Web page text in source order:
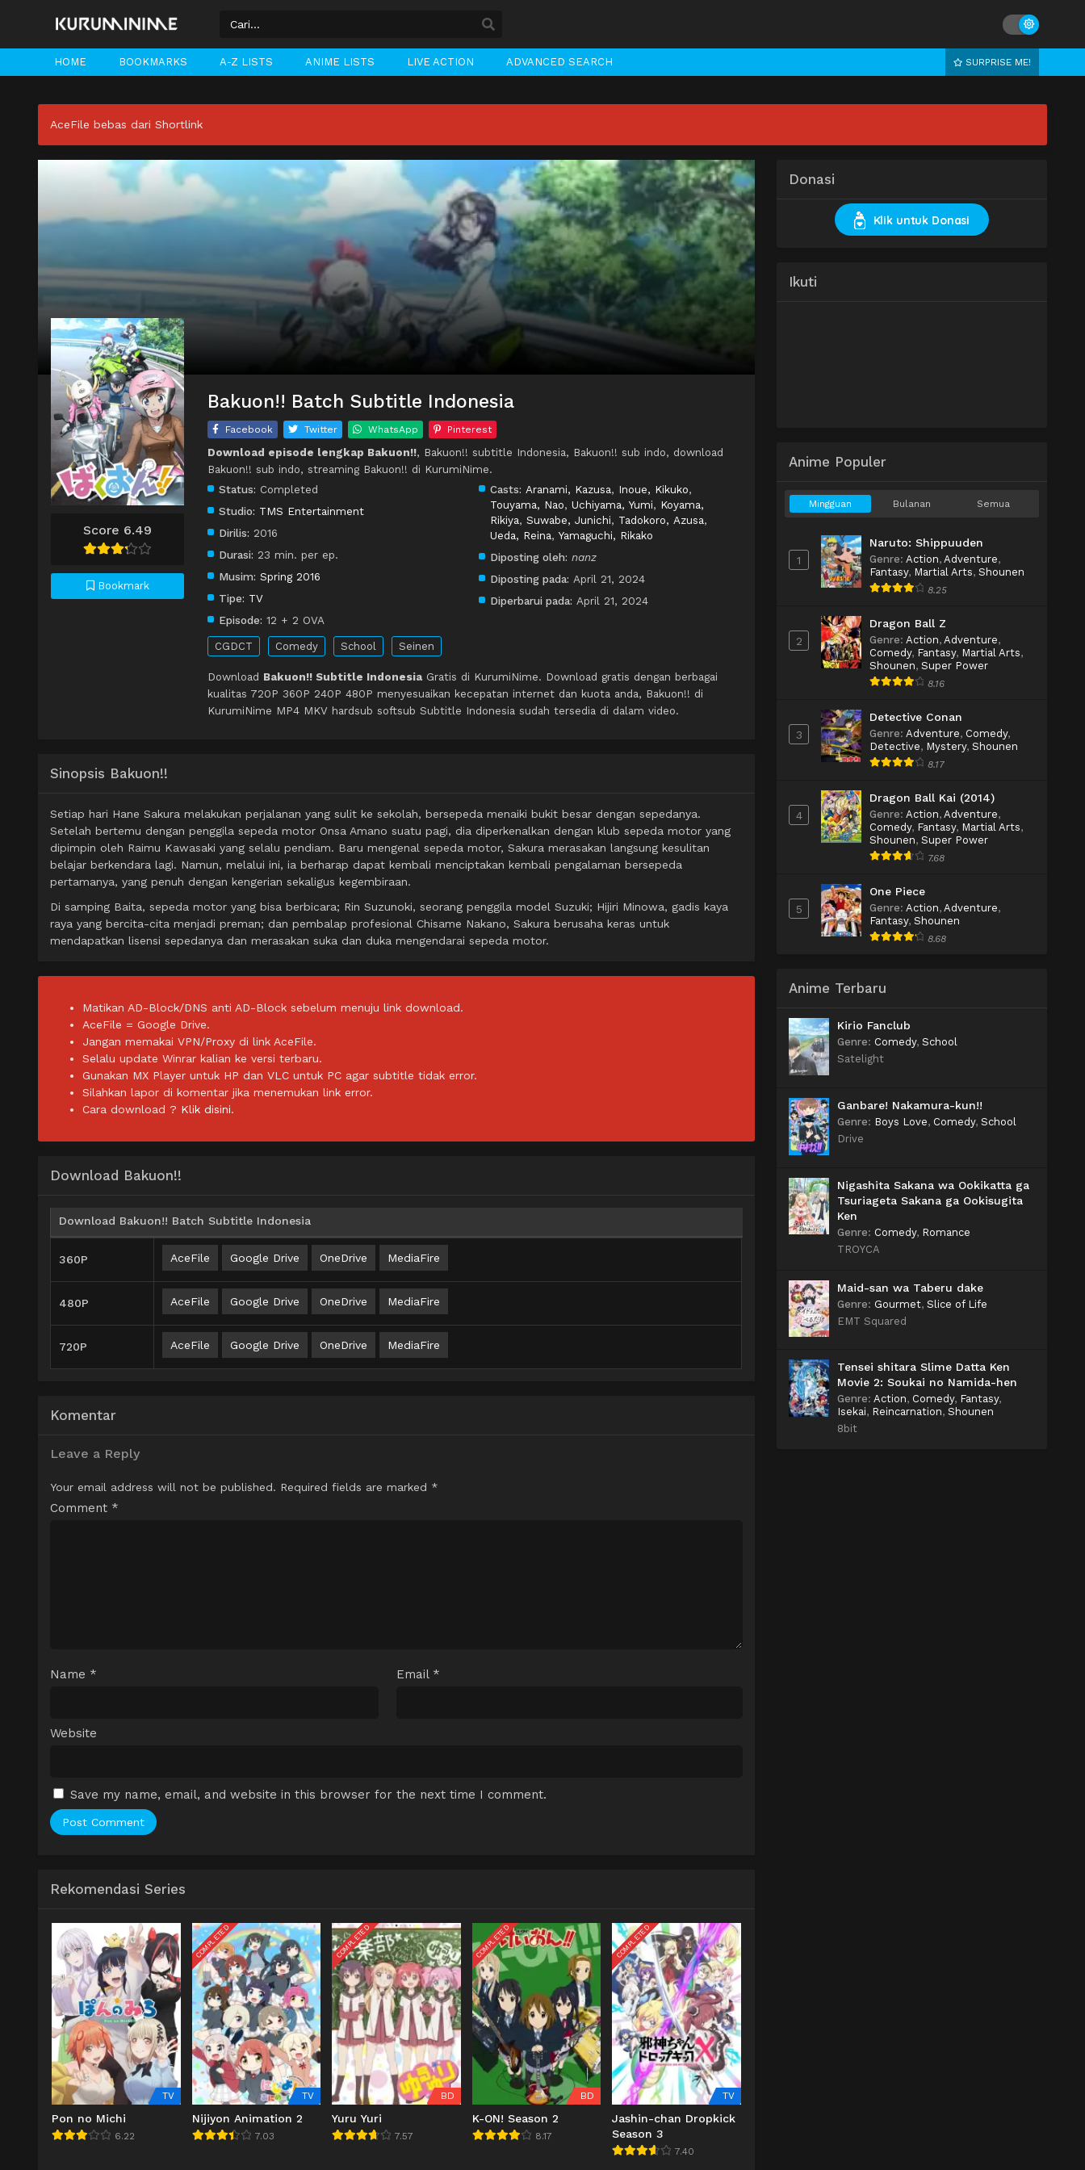
HOME BOOKMARKS A-Z LISTS ANIME LISTS LIVE ACTION ADVANCED SEARCH SURPRISE ME!
AceFile bebas dari Shortlink
Score 6.49
Bookmark
Bakuon!! Batch Subtitle Indonesia
Facebook Twitter WhatsApp Pinterest
Download episode lengkap Bakuon!!, Bakuon!! subtitle Indonesia, Bakuon!! sub indo, download
Bakuon!! sub indo, streaming Bakuon!! di KurumiNime.
Status: Completed
Studio: TMS Entertainment
Dirilis: 2016
Durasi: 23 min. per ep.
Musim: Spring 2016
Tipe: TV
Episode: 12 + 2 OVA
Casts: Aranami, Kazusa, Inoue, Kikuko,
Touyama, Nao, Uchiyama, Yumi, Koyama,
Rikiya, Suwabe, Junichi, Tadokoro, Azusa,
Ueda, Reina, Yamaguchi, Rikako
Diposting oleh: nanz
Diposting pada: April 21, 2024
Diperbarui pada: April 21, 2024
CGDCT Comedy School Seinen
Download Bakuon!! Subtitle Indonesia Gratis di KurumiNime. Download gratis dengan berbagai
kualitas 720P 360P 240P 480P menyesuaikan kecepatan internet dan kuota anda, Bakuon!! di
KurumiNime MP4 MKV hardsub softsub Subtitle Indonesia sudah tersedia di dalam video.
Sinopsis Bakuon!!
Setiap hari Hane Sakura melakukan perjalanan yang sulit ke sekolah, bersepeda menaiki bukit besar dengan sepedanya.
Setelah bertemu dengan penggila sepeda motor Onsa Amano suatu pagi, dia diperkenalkan dengan klub sepeda motor yang
dipimpin oleh Raimu Kawasaki yang selalu pendiam. Baru mengenal sepeda motor, Sakura merasakan langsung kesulitan
belajar berkendara lagi. Namun, melalui ini, ia berharap dapat kembali menciptakan kembali pengalaman bersepeda
pertamanya, yang penuh dengan kengerian sekaligus kegembiraan.
Di samping Baita, sepeda motor yang bisa berbicara; Rin Suzunoki, seorang penggila model Suzuki; Hijiri Minowa, gadis kaya
raya yang bercita-cita menjadi preman; dan pembalap profesional Chisame Nakano, Sakura berusaha keras untuk
mendapatkan lisensi sepedanya dan merasakan suka dan duka mengendarai sepeda motor.
Matikan AD-Block/DNS anti AD-Block sebelum menuju link download.
AceFile = Google Drive.
Jangan memakai VPN/Proxy di link AceFile.
Selalu update Winrar kalian ke versi terbaru.
Gunakan MX Player untuk HP dan VLC untuk PC agar subtitle tidak error.
Silahkan lapor di komentar jika menemukan link error.
Cara download ? Klik disini.
Download Bakuon!!
Download Bakuon!! Batch Subtitle Indonesia
360P AceFile Google Drive OneDrive MediaFire
480P AceFile Google Drive OneDrive MediaFire
720P AceFile Google Drive OneDrive MediaFire
Komentar
Leave a Reply
Your email address will not be published. Required fields are marked *
Comment *
Name * Email *
Website
Save my name, email, and website in this browser for the next time I comment.
Rekomendasi Series
TV
Pon no Michi
6.22
COMPLETED
TV
Nijiyon Animation 2
7.03
COMPLETED
BD
Yuru Yuri
7.57
COMPLETED
BD
K-ON! Season 2
8.17
COMPLETED
TV
Jashin-chan Dropkick
Season 3
7.40
Donasi
Klik untuk Donasi
Ikuti
Anime Populer
Mingguan Bulanan Semua
1
Naruto: Shippuuden
Genre: Action, Adventure,
Fantasy, Martial Arts, Shounen
8.25
2
Dragon Ball Z
Genre: Action, Adventure,
Comedy, Fantasy, Martial Arts,
Shounen, Super Power
8.16
3
Detective Conan
Genre: Adventure, Comedy,
Detective, Mystery, Shounen
8.17
4
Dragon Ball Kai (2014)
Genre: Action, Adventure,
Comedy, Fantasy, Martial Arts,
Shounen, Super Power
7.68
5
One Piece
Genre: Action, Adventure,
Fantasy, Shounen
8.68
Anime Terbaru
Kirio Fanclub
Genre: Comedy, School
Satelight
Ganbare! Nakamura-kun!!
Genre: Boys Love, Comedy, School
Drive
Nigashita Sakana wa Ookikatta ga
Tsuriageta Sakana ga Ookisugita
Ken
Genre: Comedy, Romance
TROYCA
Maid-san wa Taberu dake
Genre: Gourmet, Slice of Life
EMT Squared
Tensei shitara Slime Datta Ken
Movie 2: Soukai no Namida-hen
Genre: Action, Comedy, Fantasy,
Isekai, Reincarnation, Shounen
8bit